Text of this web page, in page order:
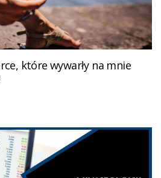
które wywarły na mnie